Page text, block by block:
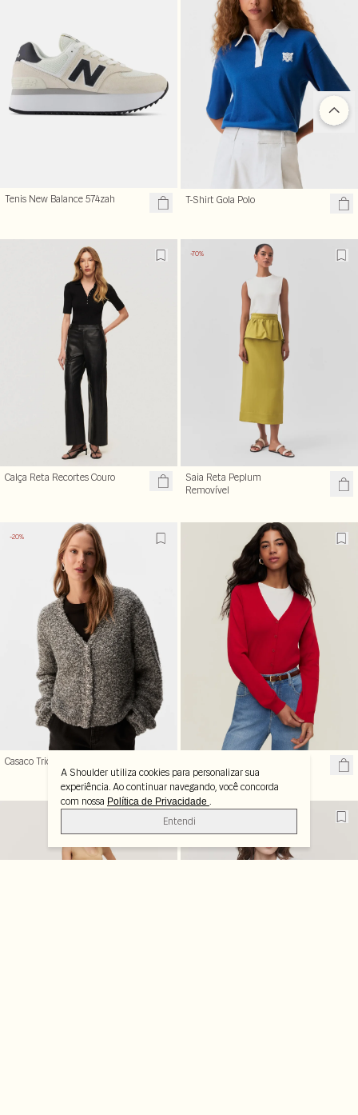
Tenis New Balance 574zah T-Shirt Gola Polo
Calça Reta Recortes Couro
-70%
Saia Reta Peplum
Removível
-20%
Casaco Tricot Cinza Mescla
A Shoulder utiliza cookies para personalizar sua
experiência. Ao continuar navegando, você concorda
com nossa Política de Privacidade .
Entendi